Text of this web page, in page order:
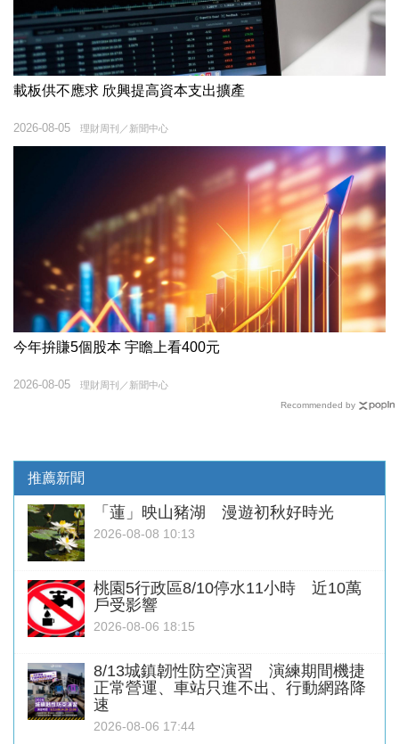
載板供不應求 欣興提高資本支出擴產
理財周刊／新聞中心
2026-08-05
今年拚賺5個股本 宇瞻上看400元
理財周刊／新聞中心
2026-08-05
Recommended by
推薦新聞
「蓮」映山豬湖 漫遊初秋好時光
2026-08-08 10:13
桃園5行政區8/10停水11小時 近10萬
戶受影響
2026-08-06 18:15
8/13城鎮韌性防空演習 演練期間機捷
正常營運、車站只進不出、行動網路降
速
2026-08-06 17:44